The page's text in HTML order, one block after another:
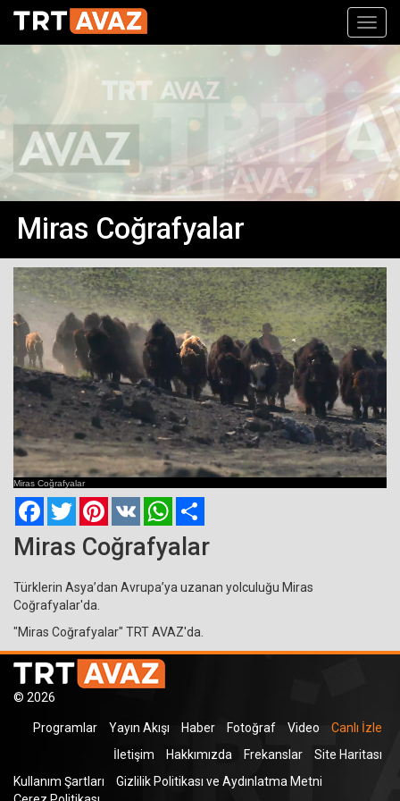
Miras Coğrafyalar
Current
Time
Loaded: 0%
Progress:
0%
Remaining
Miras Coğrafyalar
FacebookTwitterPinterest
VK WhatsApp
Miras Coğrafyalar
Türklerin Asya’dan Avrupa’ya uzanan yolculuğu Miras
Coğrafyalar'da.
"Miras Coğrafyalar" TRT AVAZ'da.
© 2026
Programlar Yayın Akışı Haber Fotoğraf Video
Canlı İzle
İletişim
Hakkımızda Frekanslar
Site Haritası
Kullanım Şartları
Gizlilik Politikası ve Aydınlatma Metni